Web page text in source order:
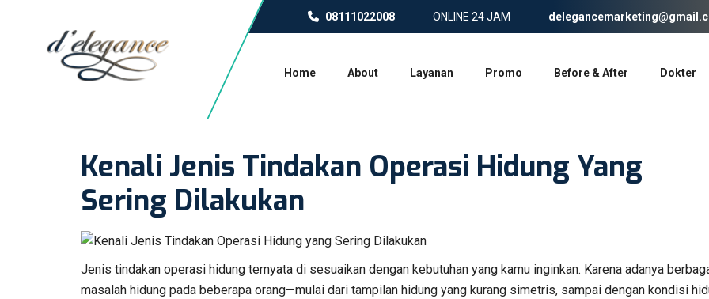
08111022008 ONLINE 24 JAM
Home About Layanan Promo Before & After Dokter
Kenali Jenis Tindakan Operasi Hidung Yang
Sering Dilakukan
Jenis tindakan operasi hidung ternyata di sesuaikan dengan kebutuhan yang kamu inginkan. Karena adanya
masalah hidung pada beberapa orang—mulai dari tampilan hidung yang kurang simetris, sampai dengan kondisi